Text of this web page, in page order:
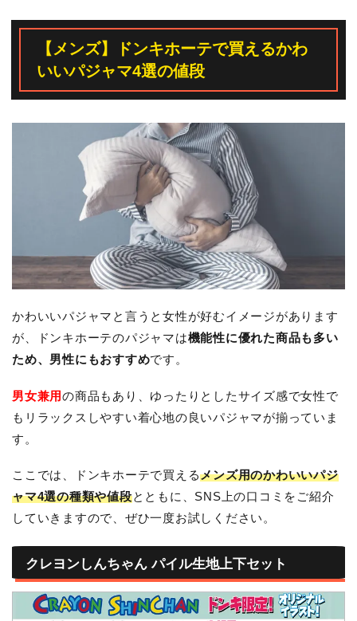
【メンズ】ドンキホーテで買えるかわ
いいパジャマ4選の値段
かわいいパジャマと言うと女性が好むイメージがあります
が、ドンキホーテのパジャマは機能性に優れた商品も多い
ため、男性にもおすすめです。
男女兼用の商品もあり、ゆったりとしたサイズ感で女性で
もリラックスしやすい着心地の良いパジャマが揃っていま
す。
ここでは、ドンキホーテで買えるメンズ用のかわいいパジ
ャマ4選の種類や値段とともに、SNS上の口コミをご紹介
していきますので、ぜひ一度お試しください。
クレヨンしんちゃん パイル生地上下セット